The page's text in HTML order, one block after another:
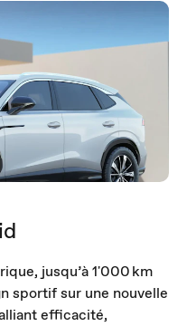
jusqu’à 1'000 km
sportif sur une nouvelle
efficacité,